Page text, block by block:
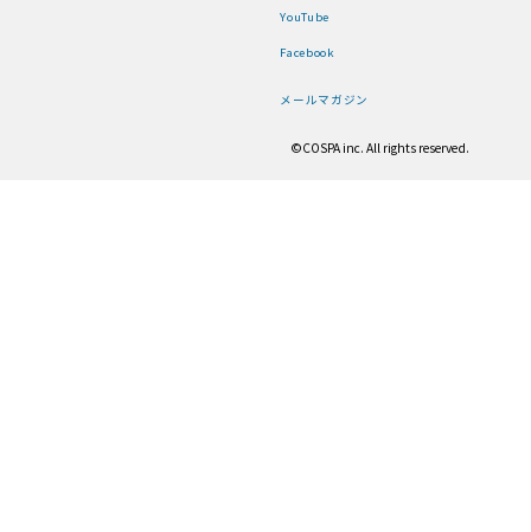
YouTube
Facebook
メールマガジン
©COSPA inc. All rights reserved.